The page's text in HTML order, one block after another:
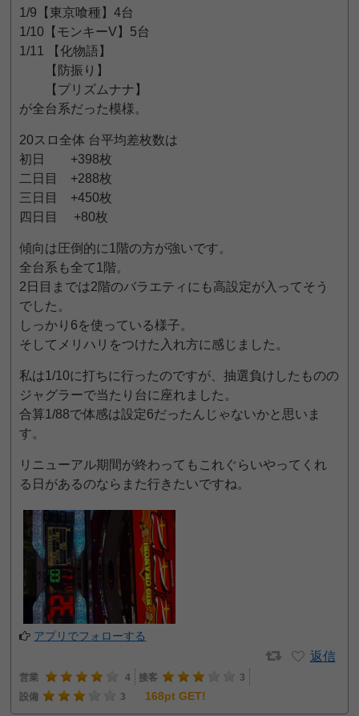
1/9【東京喰種】4台
1/10【モンキーV】5台
1/11 【化物語】
【防振り】
【プリズムナナ】
が全台系だった模様。
20スロ全体 台平均差枚数は
初日 +398枚
二日目 +288枚
三日目 +450枚
四日目 +80枚
傾向は圧倒的に1階の方が強いです。
全台系も全て1階。
2日目までは2階のバラエティにも高設定が入ってそう
でした。
しっかり6を使っている様子。
そしてメリハリをつけた入れ方に感じました。
私は1/10に打ちに行ったのですが、抽選負けしたものの
ジャグラーで当たり台に座れました。
合算1/88で体感は設定6だったんじゃないかと思いま
す。
リニューアル期間が終わってもこれぐらいやってくれ
る日があるのならまた行きたいですね。
アプリでフォローする
返信
営業 4 接客
3
設備
3 168pt GET!